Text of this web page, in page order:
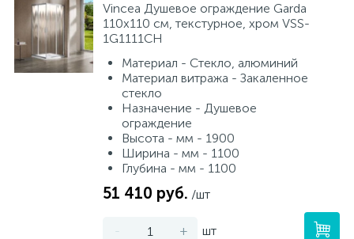
Vincea Душевое ограждение Garda
110х110 см, текстурное, хром VSS-
1G1111CH
Материал - Стекло, алюминий
Материал витража - Закаленное
стекло
Назначение - Душевое
ограждение
Высота - мм - 1900
Ширина - мм - 1100
Глубина - мм - 1100
51 410 руб. /шт
- + шт